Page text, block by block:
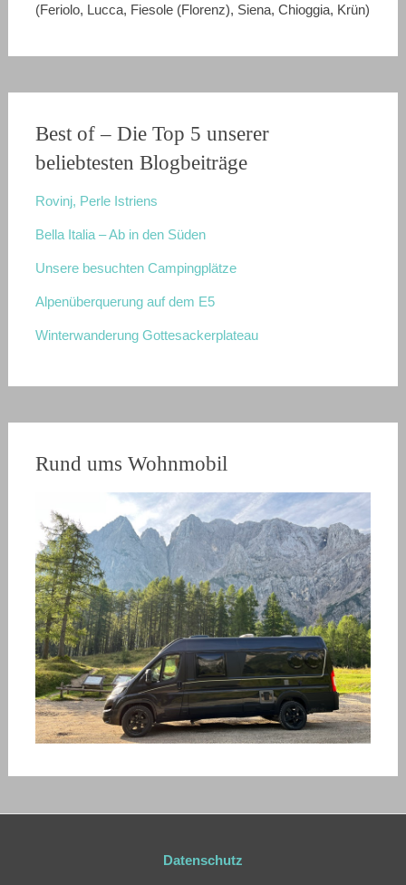
(Feriolo, Lucca, Fiesole (Florenz), Siena, Chioggia, Krün)
Best of – Die Top 5 unserer
beliebtesten Blogbeiträge
Rovinj, Perle Istriens
Bella Italia – Ab in den Süden
Unsere besuchten Campingplätze
Alpenüberquerung auf dem E5
Winterwanderung Gottesackerplateau
Rund ums Wohnmobil
Datenschutz